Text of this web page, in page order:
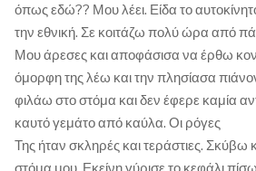
όπως εδώ?? Μου λέει. Είδα το
την εθνική. Σε κοιτάζω πολύ ώρα από
Μου άρεσες και αποφάσισα να έρθω
όμορφη της λέω και την πλησίασα
φιλάω στο στόμα και δεν έφερε καμία
καυτό γεμάτο από καύλα. Οι ρόγες
Της ήταν σκληρές και τεράστιες. Σκύβω